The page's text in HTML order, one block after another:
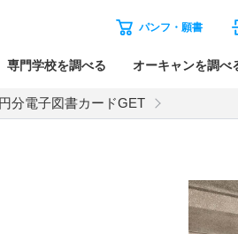
パンフ・願書
専門学校を調べる オーキャンを調べ
分電子図書カードGET